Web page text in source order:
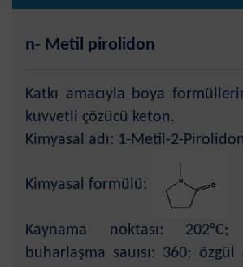
n- Metil pirolidon
Katkı amacıyla boya
kuvvetli çözücü keton.
Kimyasal adı: 1-Metil-2-Pirolidon
Kimyasal formülü:
Kaynama noktası:
buharlaşma sauısı: 360; özgül